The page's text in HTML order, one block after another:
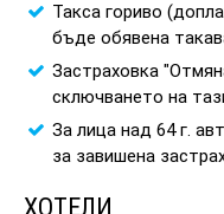
Такса гориво
бъде обявена
Застраховка
сключването на
За лица над 64 г.
за завишена
ХОТЕЛИ